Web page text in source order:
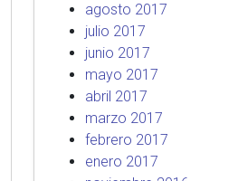
agosto 2017
julio 2017
junio 2017
mayo 2017
abril 2017
marzo 2017
febrero 2017
enero 2017